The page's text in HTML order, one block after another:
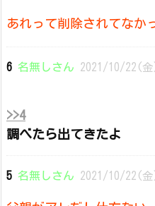
あれって削除されてなか
6 名無しさん 2021/10/22(
>>4
調べたら出てきたよ
5 名無しさん 2021/10/22(